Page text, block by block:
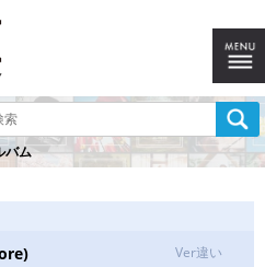
バム
Ver違い